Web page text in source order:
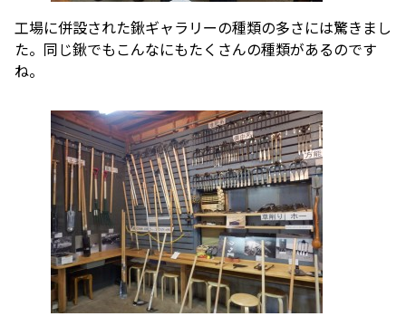
工場に併設された鍬ギャラリーの種類の多さには驚きまし
た。同じ鍬でもこんなにもたくさんの種類があるのです
ね。